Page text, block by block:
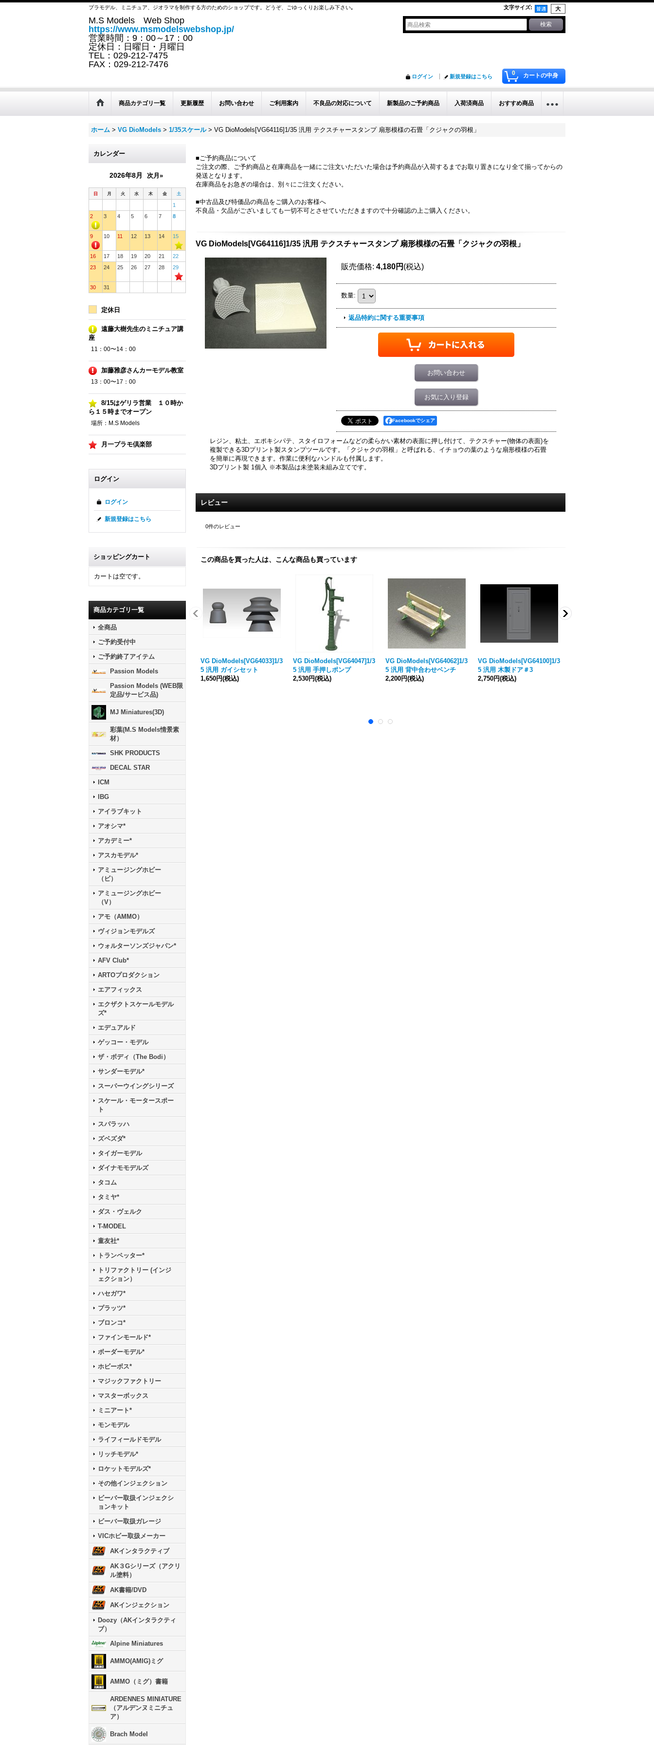
プラモデル、ミニチュア、ジオラマを制作する方のためのショップです。どうぞ、ごゆっくりお楽しみ下さい｡ 文字サイズ:
M.S Models Web Shop
https://www.msmodelswebshop.jp/
営業時間：9：00～17：00
定休日：日曜日・月曜日
TEL：029-212-7475
FAX：029-212-7476
0 カートの中身
ログイン 新規登録はこちら
商品カテゴリ一覧 更新履歴 お問い合わせ ご利用案内 不良品の対応について 新製品のご予約商品 入荷済商品 おすすめ商品
ホーム > VG DioModels > 1/35スケール > VG DioModels[VG64116]1/35 汎用 テクスチャースタンプ 扇形模様の石畳「クジャクの羽根」
カレンダー
2026年8月 次月»
日 月 火 水 木 金 土
1
2
3 4 5 6 7 8
9 10 11 12 13 14 15
16 17 18 19 20 21
22
23
24 25 26 27 28 29
30 31
定休日
遠藤大樹先生のミニチュア講
座
11：00〜14：00
加藤雅彦さんカーモデル教室
13：00〜17：00
8/15はゲリラ営業 １０時か
ら１５時までオープン
場所：M.S Models
月一プラモ倶楽部
ログイン
ログイン
新規登録はこちら
ショッピングカート
カートは空です。
商品カテゴリ一覧
全商品
ご予約受付中
ご予約終了アイテム
Passion Models
Passion Models (WEB限
定品/サービス品)
MJ Miniatures(3D)
彩葉(M.S Models情景素
材）
SHK PRODUCTS
DECAL STAR
ICM
IBG
アイラブキット
アオシマ*
アカデミー*
アスカモデル*
アミュージングホビー
（ビ）
アミュージングホビー
（V）
アモ（AMMO）
ヴィジョンモデルズ
ウォルターソンズジャパン*
AFV Club*
ARTOプロダクション
エアフィックス
エクザクトスケールモデル
ズ*
エデュアルド
ゲッコー・モデル
ザ・ボディ（The Bodi）
サンダーモデル*
スーパーウイングシリーズ
スケール・モータースポー
ト
スパラッハ
ズベズダ*
タイガーモデル
ダイナモモデルズ
タコム
タミヤ*
ダス・ヴェルク
T-MODEL
童友社*
トランペッター*
トリファクトリー (インジ
ェクション）
ハセガワ*
プラッツ*
ブロンコ*
ファインモールド*
ボーダーモデル*
ホビーボス*
マジックファクトリー
マスターボックス
ミニアート*
モンモデル
ライフィールドモデル
リッチモデル*
ロケットモデルズ*
その他インジェクション
ビーバー取扱インジェクシ
ョンキット
ビーバー取扱ガレージ
VICホビー取扱メーカー
AKインタラクティブ
AK３Gシリーズ（アクリ
ル塗料）
AK書籍/DVD
AKインジェクション
Doozy（AKインタラクティ
ブ）
Alpine Miniatures
AMMO(AMIG)ミグ
AMMO（ミグ）書籍
ARDENNES MINIATURE
（アルデンヌミニチュ
ア）
Brach Model
■ご予約商品について
ご注文の際、ご予約商品と在庫商品を一緒にご注文いただいた場合は予約商品が入荷するまでお取り置きになり全て揃ってからの
発送となります。
在庫商品をお急ぎの場合は、別々にご注文ください。
■中古品及び特価品の商品をご購入のお客様へ
不良品・欠品がございましても一切不可とさせていただきますので十分確認の上ご購入ください。
VG DioModels[VG64116]1/35 汎用 テクスチャースタンプ 扇形模様の石畳「クジャクの羽根」
販売価格: 4,180円 (税込)
数量:
返品特約に関する重要事項
お問い合わせ
お気に入り登録
Facebookでシェア
レジン、粘土、エポキシパテ、スタイロフォームなどの柔らかい素材の表面に押し付けて、テクスチャー(物体の表面)を
複製できる3Dプリント製スタンプツールです。「クジャクの羽根」と呼ばれる、イチョウの葉のような扇形模様の石畳
を簡単に再現できます。作業に便利なハンドルも付属します。
3Dプリント製 1個入 ※本製品は未塗装未組み立てです。
レビュー
0件のレビュー
この商品を買った人は、こんな商品も買っています
VG DioModels[VG64033]1/3
5 汎用 ガイシセット
1,650円(税込)
VG DioModels[VG64047]1/3
5 汎用 手押しポンプ
2,530円(税込)
VG DioModels[VG64062]1/3
5 汎用 背中合わせベンチ
2,200円(税込)
VG DioModels[VG64100]1/3
5 汎用 木製ドア＃3
2,750円(税込)